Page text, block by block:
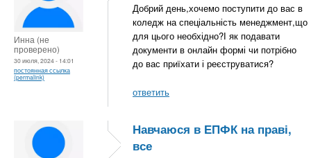
Инна (не
проверено)
30 июля, 2024 - 14:01
постоянная ссылка
(permalink)
Добрий день,хочемо поступити до вас в
коледж на спеціальність менеджмент,що
для цього необхідно?І як подавати
документи в онлайн формі чи потрібно
до вас приїхати і реєструватися?
ответить
Навчаюся в ЕПФК на праві,
все